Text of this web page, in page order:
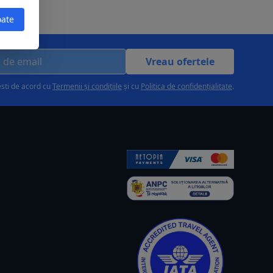
Vreau ofertele
de acord cuTermenii și condițiile și cu Politica de confidențialitate.